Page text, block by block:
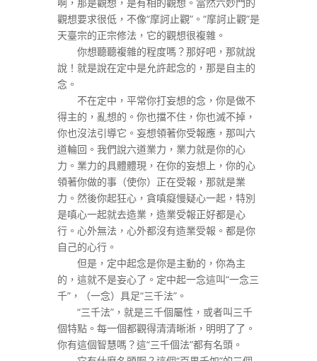
觀想要求很低，不像“摩訶止觀”。“摩訶止觀”是
天臺宗的正宗修法，它的觀想很複雜。
你想聽聽複雜的程度嗎？那好吧，那就說
說！就是說在定中是允許起念的，那是自主的
念。
不在定中，平常你打妄想的念，你是做不
得主的，亂想的。你也擋不住，你也滅不掉，
你也沒法引導它。妄想領著你受報應，那叫六
道輪回。我們說六道業力，業力就是你的心
力。業力的具體體現，在你的妄想上，你的心
領著你做的事（使你）正在受報，那就是業
力。然後你起狂心，貪嗔癡慢疑心一起，特別
是嗔心一起就去造業，造業受報正好都是心
行。心外無法，心外都沒有造業受報。都是你
自己的心行。
但是，定中起念是你是主動的，你為主
的，這就不是妄心了。定中起一念這叫“一念三
千”，（一念）具足“三千法”。
“三千法”，就是三千個屬性，或者叫三千
個特點。每一個都觀得清清晰淅，明明了了。
你有這個智慧嗎？這“三千個法”都有名頭。